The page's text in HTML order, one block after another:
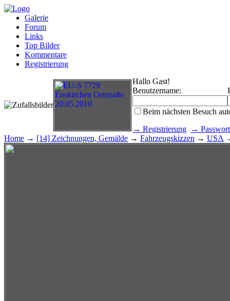
Galerie
Forum
Links
Top Bilder
Kommentare
Registrierung
Hallo Gast!
Benutzername:
Beim nächsten Besuch
→ Registrierung
→
Home → [14] Zeichnungen, Gemälde → Fahrzeugskizzen → USA